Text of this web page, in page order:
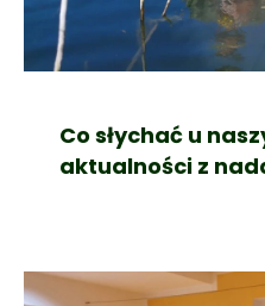
Co słychać u
aktualności z